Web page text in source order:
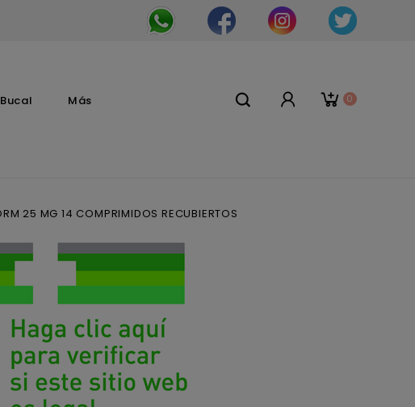
0
Bucal Más
25 MG 14 COMPRIMIDOS RECUBIERTOS